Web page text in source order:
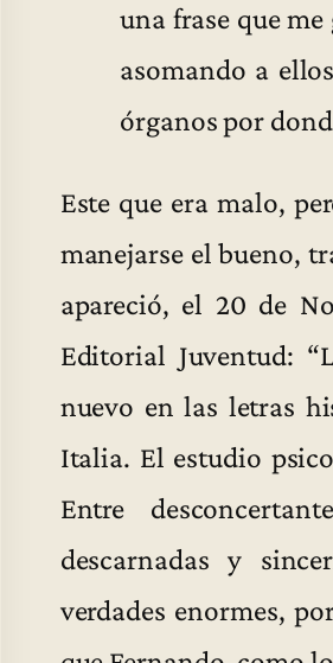
una frase que
asomando a
órganos por
Este que era malo,
manejarse el bueno,
apareció, el 20 de
Editorial Juventud:
nuevo en las letras
Italia. El estudio
Entre
descarnadas y
verdades enormes,